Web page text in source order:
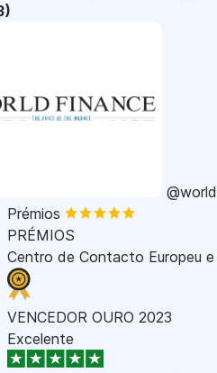
Prémios
PRÉMIOS
Centro de Contacto Europeu
VENCEDOR OURO 2023
Excelente